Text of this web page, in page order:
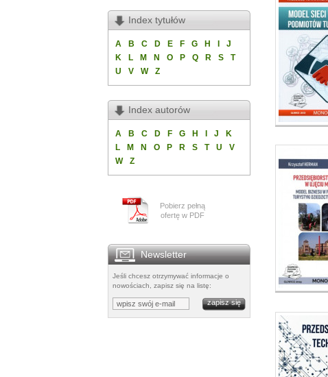
Index tytułów
A B C D E F G H
J
K
L M N O P Q R S
T
U
V W Z
Index autorów
A B C D F G H J
K
L
M N O P R S T U
V
W
Z
Pobierz pełną
ofertę w PDF
Newsletter
Jeśli chcesz otrzymywać informacje o
nowościach, zapisz się na listę: